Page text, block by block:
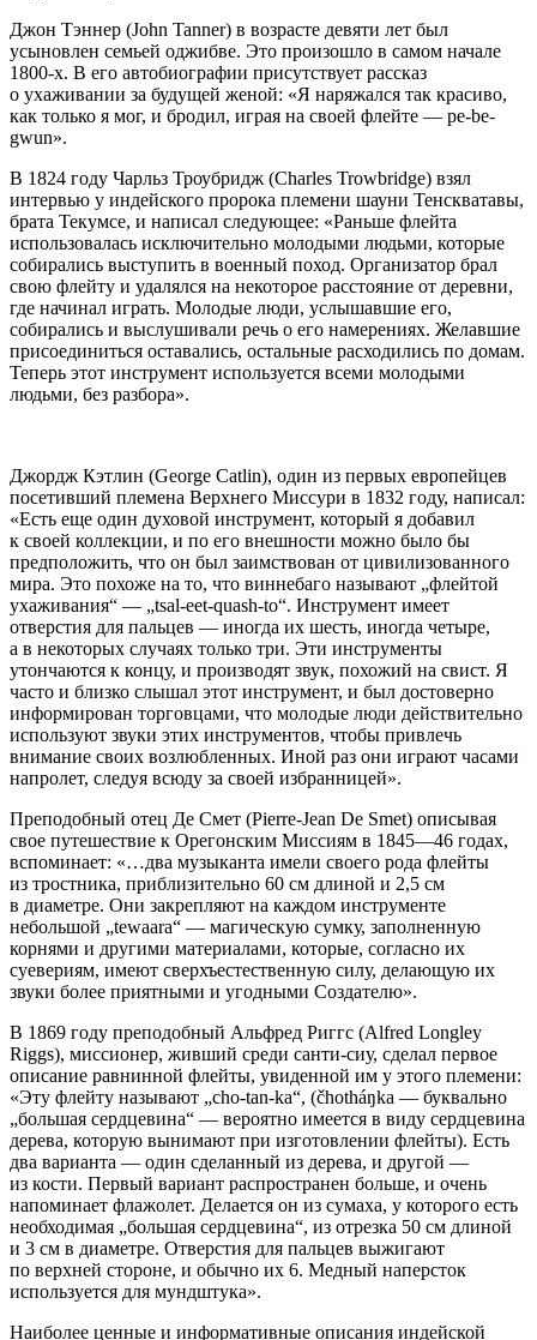
Джон Тэннер (John Tanner) в возрасте девяти лет был
усыновлен семьей оджибве. Это произошло в самом начале
1800-х. В его автобиографии присутствует рассказ
о ухаживании за будущей женой: «Я наряжался так красиво,
как только я мог, и бродил, играя на своей флейте — pe-be-
gwun».
В 1824 году Чарльз Троубридж (Charles Trowbridge) взял
интервью у индейского пророка племени шауни Тенскватавы,
брата Текумсе, и написал следующее: «Раньше флейта
использовалась исключительно молодыми людьми, которые
собирались выступить в военный поход. Организатор брал
свою флейту и удалялся на некоторое расстояние от деревни,
где начинал играть. Молодые люди, услышавшие его,
собирались и выслушивали речь о его намерениях. Желавшие
присоединиться оставались, остальные расходились по домам.
Теперь этот инструмент используется всеми молодыми
людьми, без разбора».
Джордж Кэтлин (George Catlin), один из первых европейцев
посетивший племена Верхнего Миссури в 1832 году, написал:
«Есть еще один духовой инструмент, который я добавил
к своей коллекции, и по его внешности можно было бы
предположить, что он был заимствован от цивилизованного
мира. Это похоже на то, что виннебаго называют „флейтой
ухаживания“ — „tsal-eet-quash-to“. Инструмент имеет
отверстия для пальцев — иногда их шесть, иногда четыре,
а в некоторых случаях только три. Эти инструменты
утончаются к концу, и производят звук, похожий на свист. Я
часто и близко слышал этот инструмент, и был достоверно
информирован торговцами, что молодые люди действительно
используют звуки этих инструментов, чтобы привлечь
внимание своих возлюбленных. Иной раз они играют часами
напролет, следуя всюду за своей избранницей».
Преподобный отец Де Смет (Pierre-Jean De Smet) описывая
свое путешествие к Орегонским Миссиям в 1845—46 годах,
вспоминает: «…два музыканта имели своего рода флейты
из тростника, приблизительно 60 см длиной и 2,5 см
в диаметре. Они закрепляют на каждом инструменте
небольшой „tewaara“ — магическую сумку, заполненную
корнями и другими материалами, которые, согласно их
суевериям, имеют сверхъестественную силу, делающую их
звуки более приятными и угодными Создателю».
В 1869 году преподобный Альфред Риггс (Alfred Longley
Riggs), миссионер, живший среди санти-сиу, сделал первое
описание равнинной флейты, увиденной им у этого племени:
«Эту флейту называют „cho-tan-ka“, (čhotháŋka — буквально
„большая сердцевина“ — вероятно имеется в виду сердцевина
дерева, которую вынимают при изготовлении флейты). Есть
два варианта — один сделанный из дерева, и другой —
из кости. Первый вариант распространен больше, и очень
напоминает флажолет. Делается он из сумаха, у которого есть
необходимая „большая сердцевина“, из отрезка 50 см длиной
и 3 см в диаметре. Отверстия для пальцев выжигают
по верхней стороне, и обычно их 6. Медный наперсток
используется для мундштука».
Наиболее ценные и информативные описания индейской